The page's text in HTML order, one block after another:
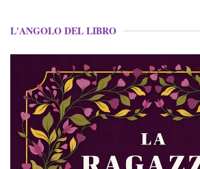
L'ANGOLO DEL LIBRO